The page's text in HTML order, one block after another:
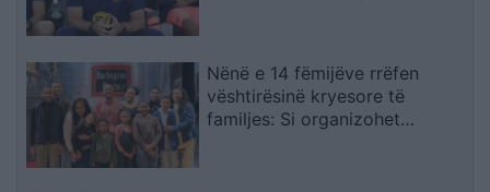
Nënë e 14 fëmijëve rrëfen
vështirësinë kryesore të
familjes: Si organizohet